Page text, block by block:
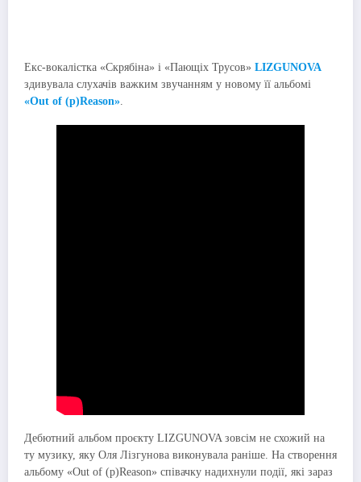
Екс-вокалістка «Скрябіна» і «Пающіх Трусов» LIZGUNOVA
здивувала слухачів важким звучанням у новому її альбомі
«Out of (p)Reason».
Дебютний альбом проєкту LIZGUNOVA зовсім не схожий на
ту музику, яку Оля Лізгунова виконувала раніше. На створення
альбому «Out of (p)Reason» співачку надихнули події, які зараз